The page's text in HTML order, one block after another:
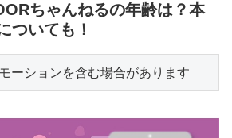
ちゃんねるの年齢は？本
ついても！
ーションを含む場合があります